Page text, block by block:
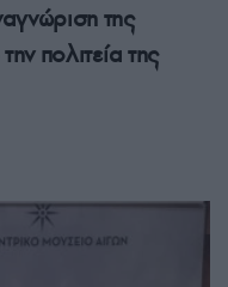
της
πολιτεία της